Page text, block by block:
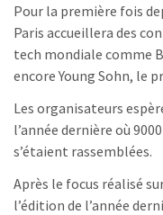
Pour la première fois
Paris accueillera des
tech mondiale comme
encore Young Sohn, le
Les organisateurs
l’année dernière où
s’étaient rassemblées.
Après le focus réalisé
l’édition de l’année